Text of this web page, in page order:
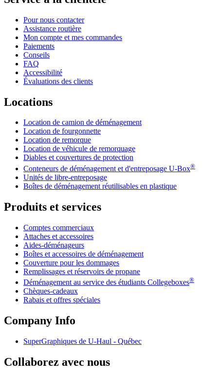
Pour nous contacter
Assistance routière
Mon compte et mes commandes
Paiements
Conseils
FAQ
Accessibilité
Évaluations des clients
Locations
Location de camion de déménagement
Location de fourgonnette
Location de remorque
Location de véhicule de remorquage
Diables et couvertures de protection
Conteneurs de déménagement et d'entreposage U-Box®
Unités de libre-entreposage
Boîtes de déménagement réutilisables en plastique
Produits et services
Comptes commerciaux
Attaches et accessoires
Aides-déménageurs
Boîtes et accessoires de déménagement
Couverture pour les dommages
Remplissages et réservoirs de propane
Déménagement au service des étudiants Collegeboxes®
Chèques-cadeaux
Rabais et offres spéciales
Company Info
SuperGraphiques de U-Haul - Québec
Collaborez avec nous